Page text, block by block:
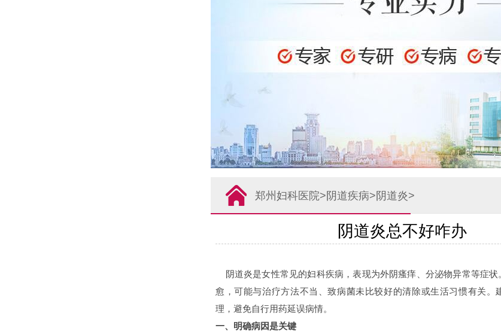
郑州妇科医院> 阴道疾病> 阴道炎>
阴道炎总不好咋办
阴道炎是女性常见的妇科疾病，表现为外阴瘙痒、分泌物异常等症状
愈，可能与治疗方法不当、致病菌未比较好的清除或生活习惯有关。
理，避免自行用药延误病情。
一、明确病因是关键